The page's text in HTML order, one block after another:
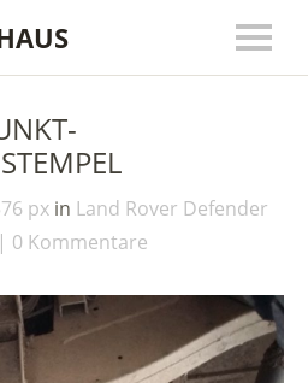
px in Land Rover Defender
0 Kommentare